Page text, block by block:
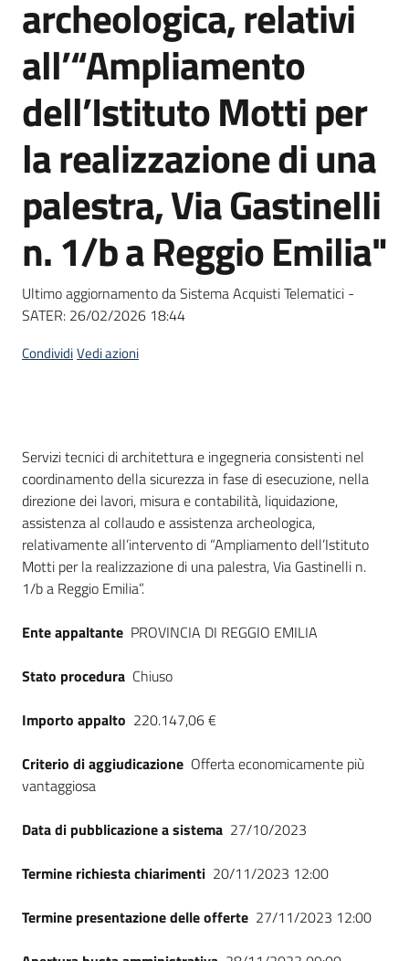
English
site
Seguici
su
archeologica, relativi
all’“Ampliamento
dell’Istituto Motti per
la realizzazione di una
palestra, Via Gastinelli
n. 1/b a Reggio Emilia"
Ultimo aggiornamento da Sistema Acquisti Telematici -
SATER: 26/02/2026 18:44
CondividiVedi azioni
Dati del bando
Servizi tecnici di architettura e ingegneria consistenti nel
coordinamento della sicurezza in fase di esecuzione, nella
direzione dei lavori, misura e contabilità, liquidazione,
assistenza al collaudo e assistenza archeologica,
relativamente all’intervento di “Ampliamento dell’Istituto
Motti per la realizzazione di una palestra, Via Gastinelli n.
1/b a Reggio Emilia”.
Ente appaltante PROVINCIA DI REGGIO EMILIA
Stato procedura Chiuso
Importo appalto 220.147,06 €
Criterio di aggiudicazione Offerta economicamente più
vantaggiosa
Data di pubblicazione a sistema 27/10/2023
Termine richiesta chiarimenti 20/11/2023 12:00
Termine presentazione delle offerte 27/11/2023 12:00